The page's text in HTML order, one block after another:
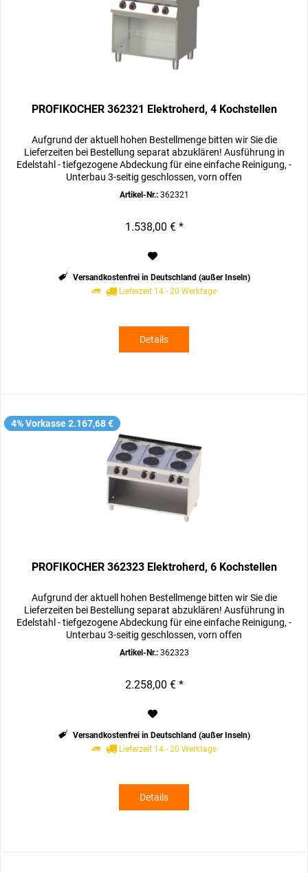
PROFIKOCHER 362321 Elektroherd, 4 Kochstellen
Aufgrund der aktuell hohen Bestellmenge bitten wir Sie die
Lieferzeiten bei Bestellung separat abzuklären! Ausführung in
Edelstahl - tiefgezogene Abdeckung für eine einfache Reinigung, -
Unterbau 3-seitig geschlossen, vorn offen
Artikel-Nr.:362321
1.538,00 € *
Versandkostenfrei in Deutschland (außer Inseln)
Lieferzeit 14 - 20 Werktage
Details
4% Vorkasse 2.167,68 €
PROFIKOCHER 362323 Elektroherd, 6 Kochstellen
Aufgrund der aktuell hohen Bestellmenge bitten wir Sie die
Lieferzeiten bei Bestellung separat abzuklären! Ausführung in
Edelstahl - tiefgezogene Abdeckung für eine einfache Reinigung, -
Unterbau 3-seitig geschlossen, vorn offen
Artikel-Nr.:362323
2.258,00 € *
Versandkostenfrei in Deutschland (außer Inseln)
Lieferzeit 14 - 20 Werktage
Details